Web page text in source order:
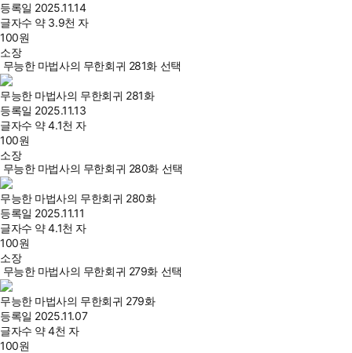
등록일 2025.11.14
글자수 약 3.9천 자
100원
소장
무능한 마법사의 무한회귀 281화 선택
무능한 마법사의 무한회귀 281화
등록일 2025.11.13
글자수 약 4.1천 자
100원
소장
무능한 마법사의 무한회귀 280화 선택
무능한 마법사의 무한회귀 280화
등록일 2025.11.11
글자수 약 4.1천 자
100원
소장
무능한 마법사의 무한회귀 279화 선택
무능한 마법사의 무한회귀 279화
등록일 2025.11.07
글자수 약 4천 자
100원